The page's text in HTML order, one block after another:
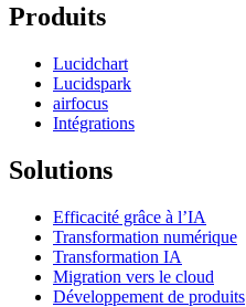
Produits
Lucidchart
Lucidspark
airfocus
Intégrations
Solutions
Efficacité grâce à l’IA
Transformation numérique
Transformation IA
Migration vers le cloud
Développement de produits